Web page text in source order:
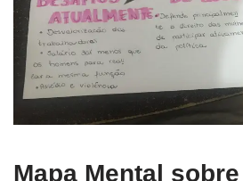
Mapa Mental